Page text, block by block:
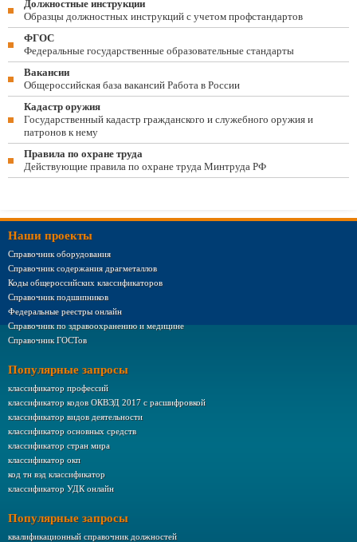
Должностные инструкции
Образцы должностных инструкций с учетом профстандартов
ФГОС
Федеральные государственные образовательные стандарты
Вакансии
Общероссийская база вакансий Работа в России
Кадастр оружия
Государственный кадастр гражданского и служебного оружия и
патронов к нему
Правила по охране труда
Действующие правила по охране труда Минтруда РФ
Наши проекты
Справочник оборудования
Справочник содержания драгметаллов
Коды общероссийских классификаторов
Справочник подшипников
Федеральные реестры онлайн
Справочник по здравоохранению и медицине
Справочник ГОСТов
Популярные запросы
классификатор профессий
классификатор кодов ОКВЭД 2017 с расшифровкой
классификатор видов деятельности
классификатор основных средств
классификатор стран мира
классификатор окп
код тн вэд классификатор
классификатор УДК онлайн
Популярные запросы
квалификационный справочник должностей